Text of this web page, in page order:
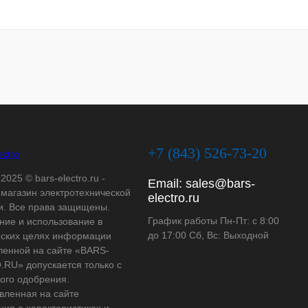
© bars-electro.ru -
электротехнической
Все права защищены.
и использование в
целях информации
на сайте «BARS-
допускается только с
одобрения.
на сайте
+7 (843) 526-73-20
Email: sales@bars-
electro.ru
График работы Пн-Пт: с 8:00
до 17:00 Сб, Вс: Выходной